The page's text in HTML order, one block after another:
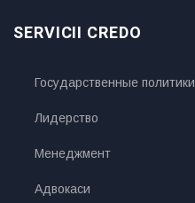
SERVICII CREDO
Государственные политики
Лидерство
Менеджмент
Адвокаси